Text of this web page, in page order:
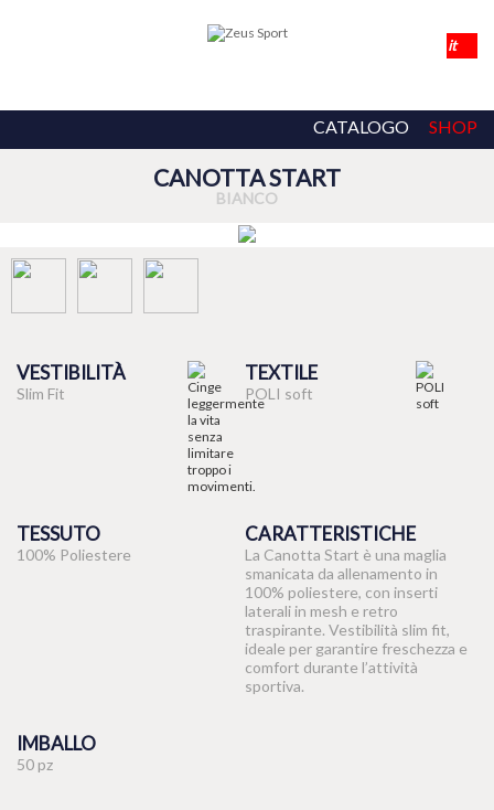
CATALOGO SHOP
CANOTTA START
BIANCO
VESTIBILITÀ
Slim Fit
TEXTILE
POLI soft
TESSUTO
100% Poliestere
CARATTERISTICHE
La Canotta Start è una maglia
smanicata da allenamento in
100% poliestere, con inserti
laterali in mesh e retro
traspirante. Vestibilità slim fit,
ideale per garantire freschezza e
comfort durante l’attività
sportiva.
IMBALLO
50 pz